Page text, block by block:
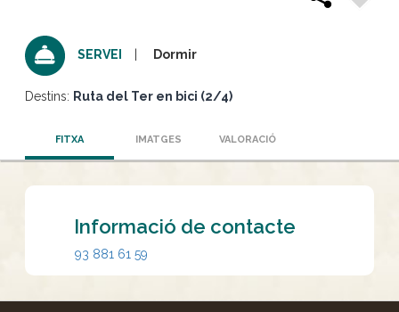
SERVEI Dormir
Destins: Ruta del Ter en bici (2/4)
FITXA IMATGES VALORACIÓ
Informació de contacte
93 881 61 59